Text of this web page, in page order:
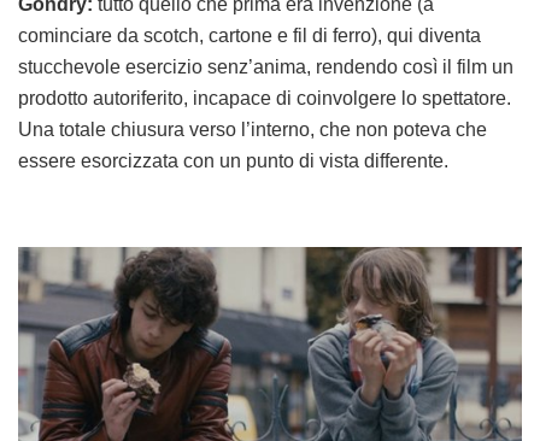
cominciare da scotch, cartone e fil di ferro), qui diventa
stucchevole esercizio senz’anima, rendendo così il film un
prodotto autoriferito, incapace di coinvolgere lo spettatore.
Una totale chiusura verso l’interno, che non poteva che
essere esorcizzata con un punto di vista differente.